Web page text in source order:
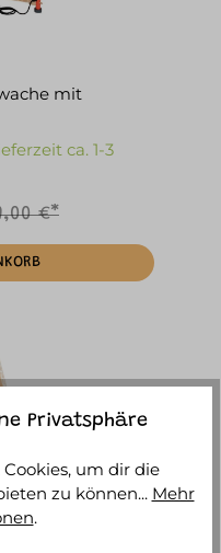
mit
ca. 1-3
€*
Privatsphäre
um dir die
zu können... Mehr
.